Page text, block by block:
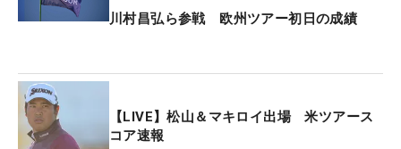
川村昌弘ら参戦 欧州ツアー初日の成績
【LIVE】松山＆マキロイ出場 米ツアース
コア速報